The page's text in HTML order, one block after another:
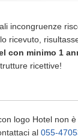
incongruenze
ricevuto,
con minimo 1
ricettive!
logo Hotel non
al 055-